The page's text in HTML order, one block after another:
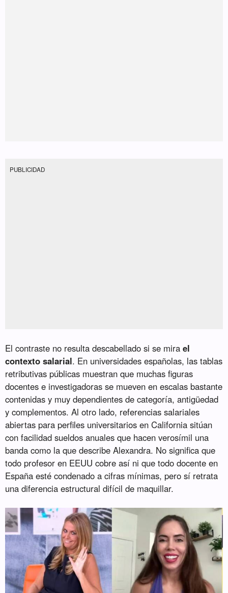
PUBLICIDAD
El contraste no resulta descabellado si se mirael
contexto salarial. En universidades españolas, las tablas
retributivas públicas muestran que muchas figuras
docentes e investigadoras se mueven en escalas bastante
contenidas y muy dependientes de categoría, antigüedad
y complementos. Al otro lado, referencias salariales
abiertas para perfiles universitarios en California sitúan
con facilidad sueldos anuales que hacen verosímil una
banda como la que describe Alexandra. No significa que
todo profesor en EEUU cobre así ni que todo docente en
España esté condenado a cifras mínimas, pero sí retrata
una diferencia estructural difícil de maquillar.